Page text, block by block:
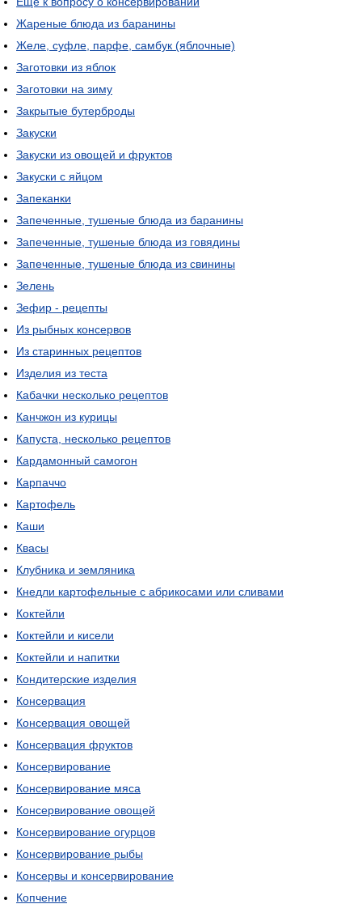
Жареные блюда из баранины
Желе, суфле, парфе, самбук (яблочные)
Заготовки из яблок
Заготовки на зиму
Закрытые бутерброды
Закуски
Закуски из овощей и фруктов
Закуски с яйцом
Запеканки
Запеченные, тушеные блюда из баранины
Запеченные, тушеные блюда из говядины
Запеченные, тушеные блюда из свинины
Зелень
Зефир - рецепты
Из рыбных консервов
Из старинных рецептов
Изделия из теста
Кабачки несколько рецептов
Канчжон из курицы
Капуста, несколько рецептов
Кардамонный самогон
Карпаччо
Картофель
Каши
Квасы
Клубника и земляника
Кнедли картофельные с абрикосами или сливами
Коктейли
Коктейли и кисели
Коктейли и напитки
Кондитерские изделия
Консервация
Консервация овощей
Консервация фруктов
Консервирование
Консервирование мяса
Консервирование овощей
Консервирование огурцов
Консервирование рыбы
Консервы и консервирование
Копчение